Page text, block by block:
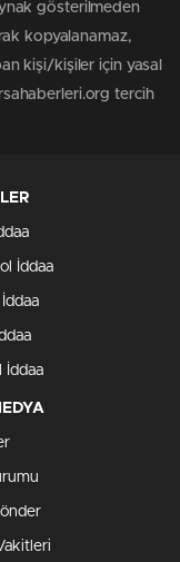
gösterilmeden
kopyalanamaz,
kişi/kişiler için yasal
tercih
İddaa
İddaa